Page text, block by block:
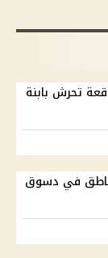
تحرش بابنة
4 ساعات عن 5 مناطق في دسوق